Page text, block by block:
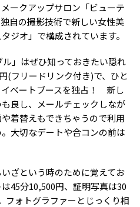
ークアップサロン「ビューテ
自の撮影技術で新しい女性美
ジオ」で構成されています。
」はぜひ知っておきたい隠れ
(フリードリンク付き)で、ひと
ベートブースを独占！ 新し
良し、メールチェックしなが
着替えもできちゃうので利用
大切なデートや合コンの前は
ざという時のために覚えてお
45分10,500円、証明写真は30
フォトグラファーとじっくり相